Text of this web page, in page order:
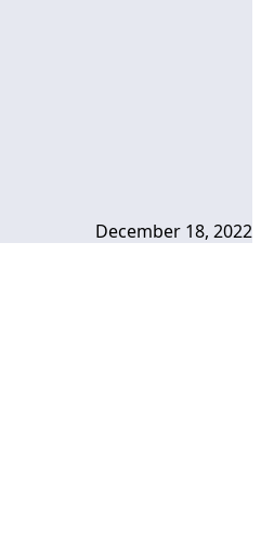
December 18, 2022